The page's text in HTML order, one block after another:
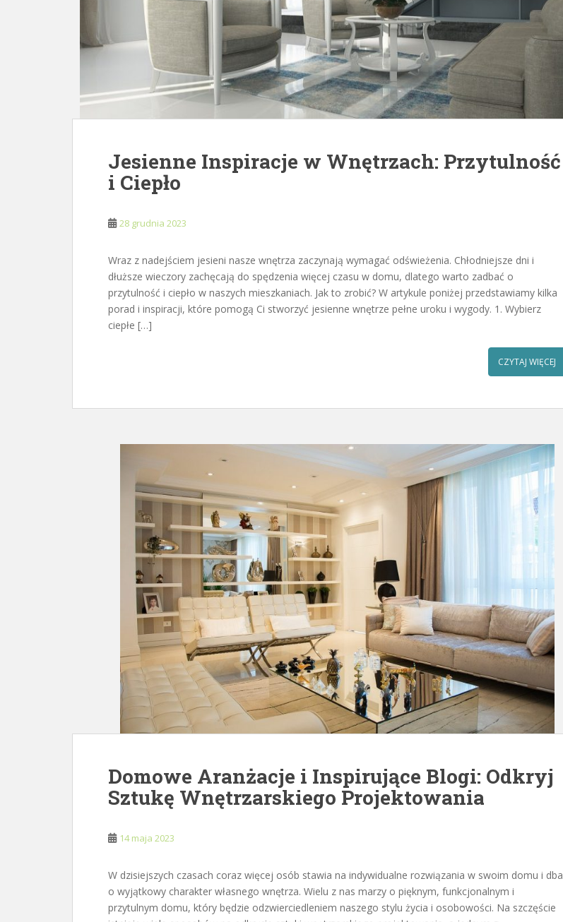
Jesienne Inspiracje w Wnętrzach: Przytulność
i Ciepło
28 grudnia 2023
Wraz z nadejściem jesieni nasze wnętrza zaczynają wymagać odświeżenia. Chłodniejsze dni i
dłuższe wieczory zachęcają do spędzenia więcej czasu w domu, dlatego warto zadbać o
przytulność i ciepło w naszych mieszkaniach. Jak to zrobić? W artykule poniżej przedstawiamy kilka
porad i inspiracji, które pomogą Ci stworzyć jesienne wnętrze pełne uroku i wygody. 1. Wybierz
ciepłe […]
CZYTAJ WIĘCEJ
Domowe Aranżacje i Inspirujące Blogi: Odkryj
Sztukę Wnętrzarskiego Projektowania
14 maja 2023
W dzisiejszych czasach coraz więcej osób stawia na indywidualne rozwiązania w swoim domu i dba
o wyjątkowy charakter własnego wnętrza. Wielu z nas marzy o pięknym, funkcjonalnym i
przytulnym domu, który będzie odzwierciedleniem naszego stylu życia i osobowości. Na szczęście